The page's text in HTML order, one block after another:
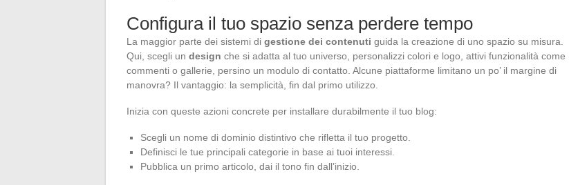
Configura il tuo spazio senza perdere tempo
La maggior parte dei sistemi di gestione dei contenuti guida la creazione di uno spazio su misura.
Qui, scegli un design che si adatta al tuo universo, personalizzi colori e logo, attivi funzionalità come
commenti o gallerie, persino un modulo di contatto. Alcune piattaforme limitano un po’ il margine di
manovra? Il vantaggio: la semplicità, fin dal primo utilizzo.
Inizia con queste azioni concrete per installare durabilmente il tuo blog:
Scegli un nome di dominio distintivo che rifletta il tuo progetto.
Definisci le tue principali categorie in base ai tuoi interessi.
Pubblica un primo articolo, dai il tono fin dall’inizio.